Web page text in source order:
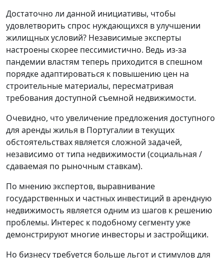
Достаточно ли данной инициативы, чтобы
удовлетворить спрос нуждающихся в улучшении
жилищных условий? Независимые эксперты
настроены скорее пессимистично. Ведь из-за
пандемии властям теперь приходится в спешном
порядке адаптироваться к повышению цен на
строительные материалы, пересматривая
требования доступной съемной недвижимости.
Очевидно, что увеличение предложения доступного
для аренды жилья в Португалии в текущих
обстоятельствах является сложной задачей,
независимо от типа недвижимости (социальная /
сдаваемая по рыночным ставкам).
По мнению экспертов, выравнивание
государственных и частных инвестиций в арендную
недвижимость является одним из шагов к решению
проблемы. Интерес к подобному сегменту уже
демонстрируют многие инвесторы и застройщики.
Но бизнесу требуется больше льгот и стимулов для